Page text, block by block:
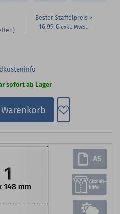
Bester Staffelpreis
16,99 €
sofort ab Lager
Zum